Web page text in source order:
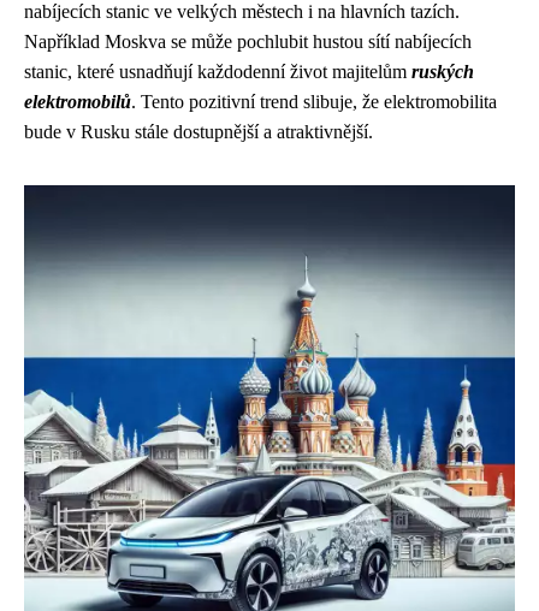
nabíjecích stanic ve velkých městech i na hlavních tazích.
Například Moskva se může pochlubit hustou sítí nabíjecích
stanic, které usnadňují každodenní život majitelům ruských
elektromobilů. Tento pozitivní trend slibuje, že elektromobilita
bude v Rusku stále dostupnější a atraktivnější.